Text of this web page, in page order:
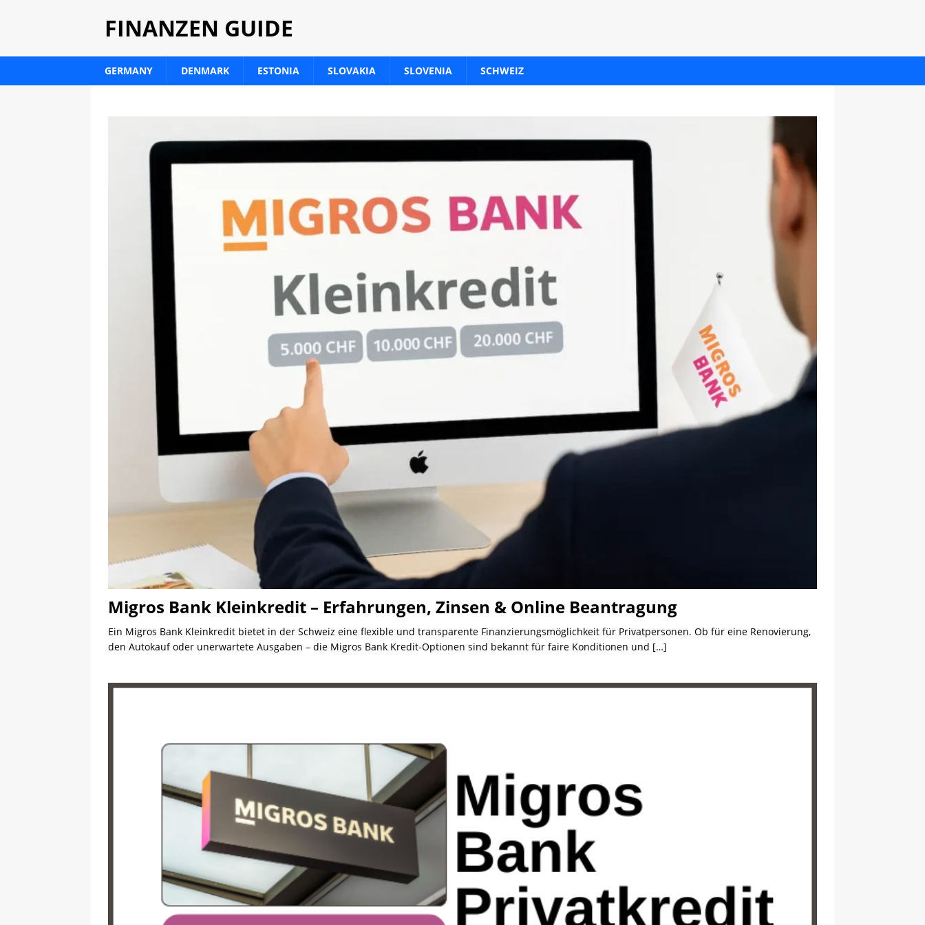
FINANZEN GUIDE
GERMANY DENMARK ESTONIA SLOVAKIA SLOVENIA SCHWEIZ
Migros Bank Kleinkredit – Erfahrungen, Zinsen & Online Beantragung
Ein Migros Bank Kleinkredit bietet in der Schweiz eine flexible und transparente Finanzierungsmöglichkeit für Privatpersonen. Ob für eine Renovierung,
den Autokauf oder unerwartete Ausgaben – die Migros Bank Kredit-Optionen sind bekannt für faire Konditionen und […]